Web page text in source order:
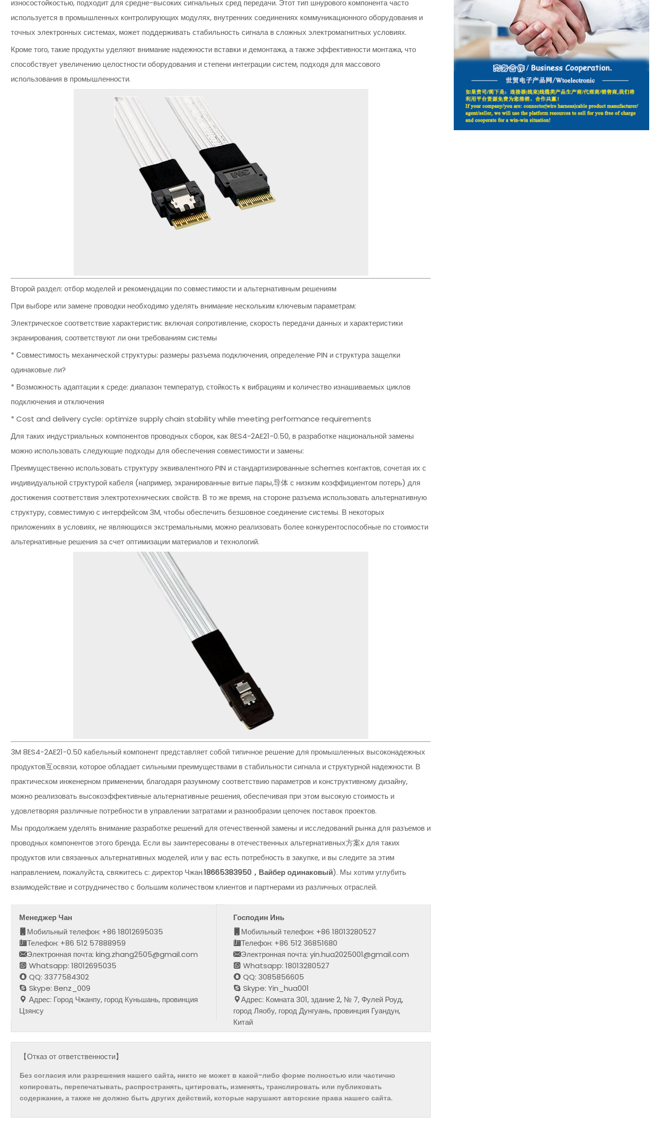
износостойкостью, подходит для средне-высоких сигнальных сред передачи. Этот тип шнурового компонента часто
используется в промышленных контролирующих модулях, внутренних соединениях коммуникационного оборудования и
точных электронных системах, может поддерживать стабильность сигнала в сложных электромагнитных условиях.
Кроме того, такие продукты уделяют внимание надежности вставки и демонтажа, а также эффективности монтажа, что
способствует увеличению целостности оборудования и степени интеграции систем, подходя для массового
использования в промышленности.
Второй раздел: отбор моделей и рекомендации по совместимости и альтернативным решениям
При выборе или замене проводки необходимо уделять внимание нескольким ключевым параметрам:
Электрическое соответствие характеристик: включая сопротивление, скорость передачи данных и характеристики
экранирования, соответствуют ли они требованиям системы
* Совместимость механической структуры: размеры разъема подключения, определение PIN и структура защелки
одинаковые ли?
* Возможность адаптации к среде: диапазон температур, стойкость к вибрациям и количество изнашиваемых циклов
подключения и отключения
* Cost and delivery cycle: optimize supply chain stability while meeting performance requirements
Для таких индустриальных компонентов проводных сборок, как 8ES4-2AE21-0.50, в разработке национальной замены
можно использовать следующие подходы для обеспечения совместимости и замены:
Преимущественно использовать структуру эквивалентного PIN и стандартизированные schemes контактов, сочетая их с
индивидуальной структурой кабеля (например, экранированные витые пары,导体 с низким коэффициентом потерь) для
достижения соответствия электротехнических свойств. В то же время, на стороне разъема использовать альтернативную
структуру, совместимую с интерфейсом 3M, чтобы обеспечить безшовное соединение системы. В некоторых
приложениях в условиях, не являющихся экстремальными, можно реализовать более конкурентоспособные по стоимости
альтернативные решения за счет оптимизации материалов и технологий.
3M 8ES4-2AE21-0.50 кабельный компонент представляет собой типичное решение для промышленных высоконадежных
продуктов互освязи, которое обладает сильными преимуществами в стабильности сигнала и структурной надежности. В
практическом инженерном применении, благодаря разумному соответствию параметров и конструктивному дизайну,
можно реализовать высокоэффективные альтернативные решения, обеспечивая при этом высокую стоимость и
удовлетворяя различные потребности в управлении затратами и разнообразии цепочек поставок проектов.
Мы продолжаем уделять внимание разработке решений для отечественной замены и исследований рынка для разъемов и
проводных компонентов этого бренда. Если вы заинтересованы в отечественных альтернативных方案х для таких
продуктов или связанных альтернативных моделей, или у вас есть потребность в закупке, и вы следите за этим
направлением, пожалуйста, свяжитесь с: директор Чжан.18665383950，Вайбер одинаковый). Мы хотим углубить
взаимодействие и сотрудничество с большим количеством клиентов и партнерами из различных отраслей.
Менеджер Чан
Мобильный телефон: +86 18012695035
Телефон: +86 512 57888959
Электронная почта: king.zhang2505@gmail.com
Whatsapp: 18012695035
QQ: 3377584302
Skype: Benz_009
Адрес: Город Чжанпу, город Куньшань, провинция
Цзянсу
Господин Инь
Мобильный телефон: +86 18013280527
Телефон: +86 512 36851680
Электронная почта: yin.hua2025001@gmail.com
Whatsapp: 18013280527
QQ: 3085856605
Skype: Yin_hua001
Адрес: Комната 301, здание 2, № 7, Фулей Роуд,
город Ляобу, город Дунгуань, провинция Гуандун,
Китай
【Отказ от ответственности】
Без согласия или разрешения нашего сайта, никто не может в какой-либо форме полностью или частично
копировать, перепечатывать, распространять, цитировать, изменять, транслировать или публиковать
содержание, а также не должно быть других действий, которые нарушают авторские права нашего сайта.